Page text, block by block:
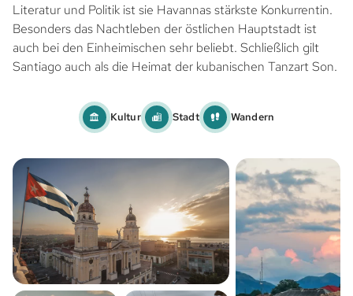
Literatur und Politik ist sie Havannas stärkste Konkurrentin.
Besonders das Nachtleben der östlichen Hauptstadt ist
auch bei den Einheimischen sehr beliebt. Schließlich gilt
Santiago auch als die Heimat der kubanischen Tanzart Son.
Kultur Stadt Wandern